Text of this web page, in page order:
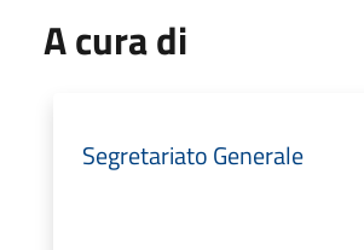
A cura di
Segretariato Generale